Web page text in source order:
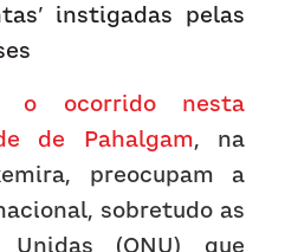
instigadas pelas
o ocorrido nesta
de Pahalgam, na
preocupam a
sobretudo as
Unidas (ONU) que